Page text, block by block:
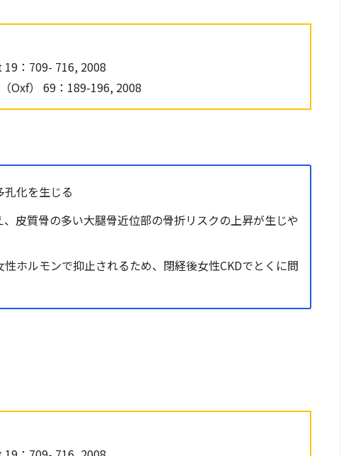
：709- 716, 2008
Oxf） 69：189-196, 2008
化を生じる
皮質骨の多い大腿骨近位部の骨折リスクの上昇が生じや
ホルモンで抑止されるため、閉経後女性CKDでとくに問